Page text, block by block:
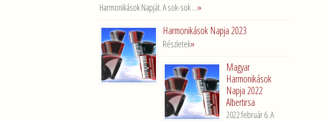
Harmonikások Napját. A sok-sok …»
Harmonikások Napja 2023
Részletek»
Magyar
Harmonikások
Napja 2022
Albertirsa
2022.február 6. A